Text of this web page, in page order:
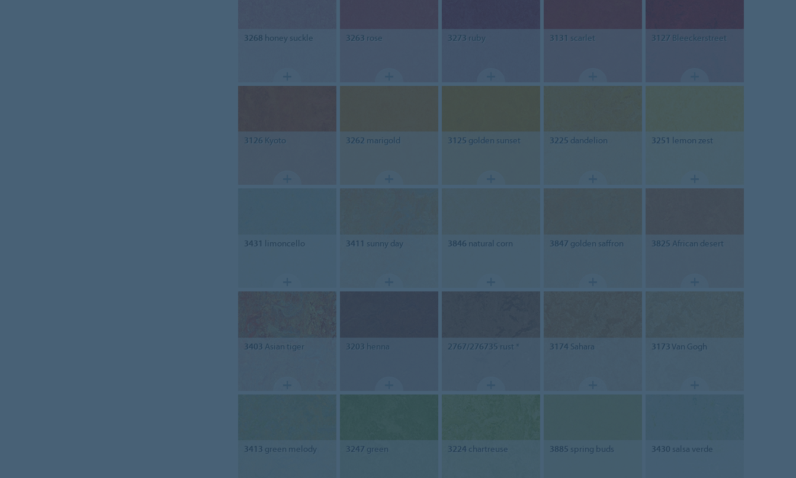
3268 honey suckle 3263 rose 3273 ruby 3131 scarlet 3127 Bleeckerstreet
3126 Kyoto 3262 marigold 3125 golden sunset 3225 dandelion 3251 lemon zest
3431 limoncello 3411 sunny day 3846 natural corn 3847 golden saffron 3825 African desert
3403 Asian tiger 3203 henna 2767/276735 rust * 3174Sahara 3173Van Gogh
3413 green melody 3247 green 3224chartreuse 3885 spring buds 3430 salsa verde